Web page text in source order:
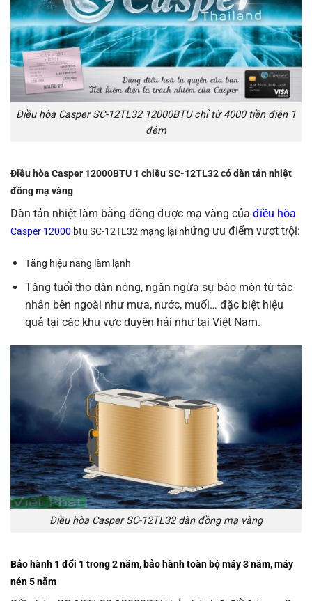
Điều hòa Casper SC-12TL32 12000BTU chỉ từ 4000 tiền điện 1
đêm
Điều hòa Casper 12000BTU 1 chiều SC-12TL32 có dàn tản nhiệt
đồng mạ vàng
Dàn tản nhiệt làm bằng đồng được mạ vàng của điều hòa
Casper 12000 btu SC-12TL32 mạng lại những ưu điểm vượt trội:
Tăng hiệu năng làm lạnh
Tăng tuổi thọ dàn nóng, ngăn ngừa sự bào mòn từ tác
nhân bên ngoài như mưa, nước, muối… đặc biệt hiệu
quả tại các khu vực duyên hải như tại Việt Nam.
Điều hòa Casper SC-12TL32 dàn đồng mạ vàng
Bảo hành 1 đổi 1 trong 2 năm, bảo hành toàn bộ máy3 năm, máy
nén 5 năm